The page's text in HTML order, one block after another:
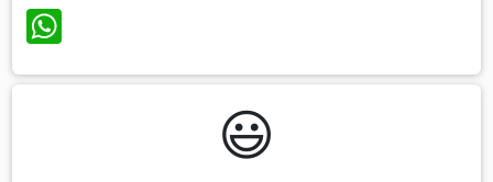
WhatsApp
😃️